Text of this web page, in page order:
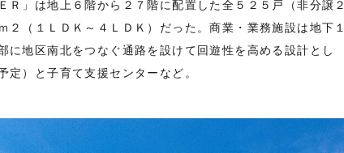
は地上６階から２７階に配置した全５２５戸（非分譲２
２（１ＬＤＫ～４ＬＤＫ）だった。商業・業務施設は地下１
に地区南北をつなぐ通路を設けて回遊性を高める設計とし
）と子育て支援センターなど。